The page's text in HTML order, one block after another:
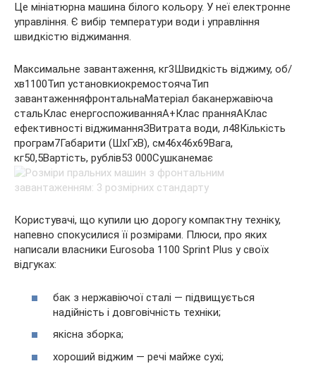
Це мініатюрна машина білого кольору. У неї електронне
управління. Є вибір температури води і управління
швидкістю віджимання.
Максимальне завантаження, кг3Швидкість віджиму, об/
хв1100Тип установкиокремостоячаТип
завантаженняфронтальнаМатеріал баканержавіюча
стальКлас енергоспоживанняА+Клас пранняАКлас
ефективності віджиманняЗВитрата води, л48Кількість
програм7Габарити (ШхГхВ), см46x46x69Вага,
кг50,5Вартість, рублів53 000Сушканемає
Користувачі, що купили цю дорогу компактну техніку,
напевно спокусилися її розмірами. Плюси, про яких
написали власники Eurosoba 1100 Sprint Plus у своїх
відгуках:
бак з нержавіючої сталі — підвищується
надійність і довговічність техніки;
якісна зборка;
хороший віджим — речі майже сухі;